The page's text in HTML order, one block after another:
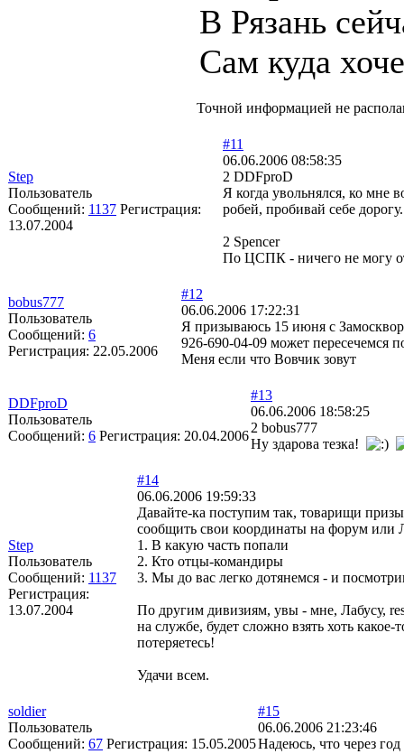
В Рязань
Сам куда
Точной информацией не
Step
Пользователь
Сообщений: 1137 Регистрация:
13.07.2004
#11
06.06.2006 08:58:35
2 DDFproD
Я когда увольнялся, ко мне
робей, пробивай себе дорогу.
2 Spencer
По ЦСПК - ничего не могу
bobus777
Пользователь
Сообщений: 6
Регистрация: 22.05.2006
#12
06.06.2006 17:22:31
Я призываюсь 15 июня с
926-690-04-09 может пересечемся
Меня если что Вовчик зовут
DDFproD
Пользователь
Сообщений: 6 Регистрация: 20.04.2006
#13
06.06.2006 18:58:25
2 bobus777
Ну здарова тезка!
Step
Пользователь
Сообщений: 1137
Регистрация:
13.07.2004
#14
06.06.2006 19:59:33
Давайте-ка поступим так, товарищи
сообщить свои координаты на форум или
1. В какую часть попали
2. Кто отцы-командиры
3. Мы до вас легко дотянемся - и
По другим дивизиям, увы - мне, Лабусу,
на службе, будет сложно взять хоть
потеряетесь!
Удачи всем.
soldier
Пользователь
Сообщений: 67 Регистрация: 15.05.2005
#15
06.06.2006 21:23:46
Надеюсь, что через